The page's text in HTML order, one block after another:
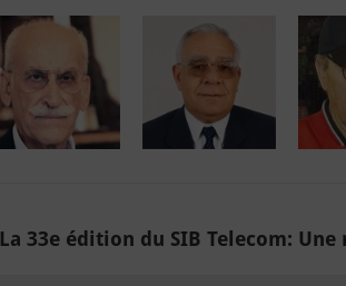
La 33e édition du SIB Telecom: Une